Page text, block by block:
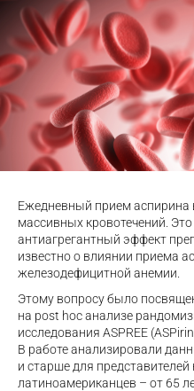
Ежедневный прием аспирина
массивных кровотечений. Это
антиагрегантный эффект
известно о влиянии приема
железодефицитной анемии.
Этому вопросу было
на post hoc анализе
исследования ASPREE
В работе анализировали
и старше для
латиноамериканцев – от 65